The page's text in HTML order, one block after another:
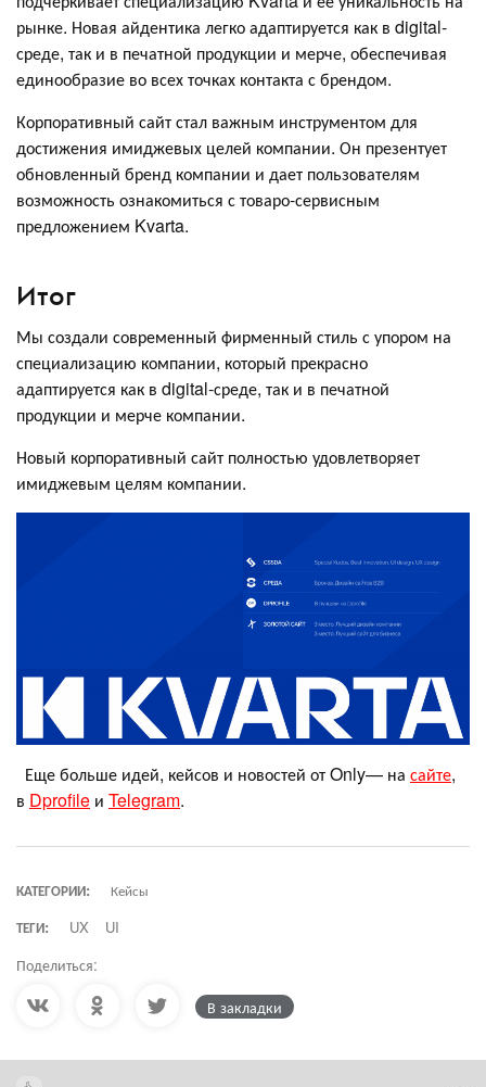
рынке. Новая айдентика легко адаптируется как в digital-
среде, так и в печатной продукции и мерче, обеспечивая
единообразие во всех точках контакта с брендом.
Корпоративный сайт стал важным инструментом для
достижения имиджевых целей компании. Он презентует
обновленный бренд компании и дает пользователям
возможность ознакомиться с товаро-сервисным
предложением Kvarta.
Итог
Мы создали современный фирменный стиль с упором на
специализацию компании, который прекрасно
адаптируется как в digital-среде, так и в печатной
продукции и мерче компании.
Новый корпоративный сайт полностью удовлетворяет
имиджевым целям компании.
Еще больше идей, кейсов и новостей от Only— на сайте,
в Dprofile и Telegram.
КАТЕГОРИИ:
Кейсы
ТЕГИ:
UX UI
Поделиться:
В закладки